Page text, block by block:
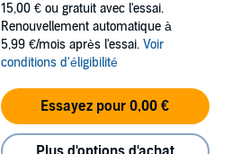
15,00 € ou gratuit avec l'essai.
Renouvellement automatique à
5,99 €/mois après l'essai. Voir
conditions d'éligibilité
Essayez pour 0,00 €